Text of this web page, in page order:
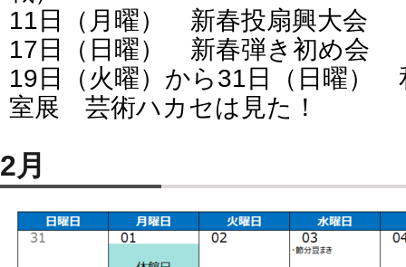
11日（月曜） 新春投扇興大会
17日（日曜） 新春弾き初め会
19日（火曜）から31日（日曜）
室展 芸術ハカセは見た！
2月